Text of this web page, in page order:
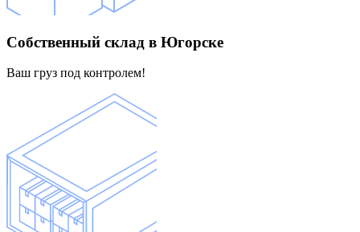
Собственный склад в Югорске
Ваш груз под контролем!